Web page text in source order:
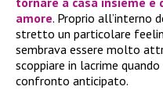
amore. Proprio all’interno
stretto un particolare
sembrava essere molto
scoppiare in lacrime quando
confronto anticipato.